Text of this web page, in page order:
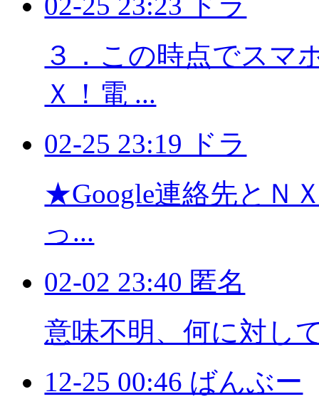
３．この時点でスマ
Ｘ！電 ...
02-25 23:19 ドラ
★Google連絡先とＮ
っ...
02-02 23:40 匿名
意味不明、何に対し
12-25 00:46 ばんぶー